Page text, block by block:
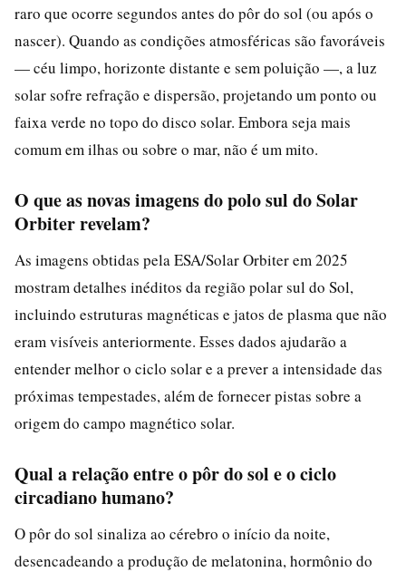
raro que ocorre segundos antes do pôr do sol (ou após o
nascer). Quando as condições atmosféricas são favoráveis
— céu limpo, horizonte distante e sem poluição —, a luz
solar sofre refração e dispersão, projetando um ponto ou
faixa verde no topo do disco solar. Embora seja mais
comum em ilhas ou sobre o mar, não é um mito.
O que as novas imagens do polo sul do Solar
Orbiter revelam?
As imagens obtidas pela ESA/Solar Orbiter em 2025
mostram detalhes inéditos da região polar sul do Sol,
incluindo estruturas magnéticas e jatos de plasma que não
eram visíveis anteriormente. Esses dados ajudarão a
entender melhor o ciclo solar e a prever a intensidade das
próximas tempestades, além de fornecer pistas sobre a
origem do campo magnético solar.
Qual a relação entre o pôr do sol e o ciclo
circadiano humano?
O pôr do sol sinaliza ao cérebro o início da noite,
desencadeando a produção de melatonina, hormônio do